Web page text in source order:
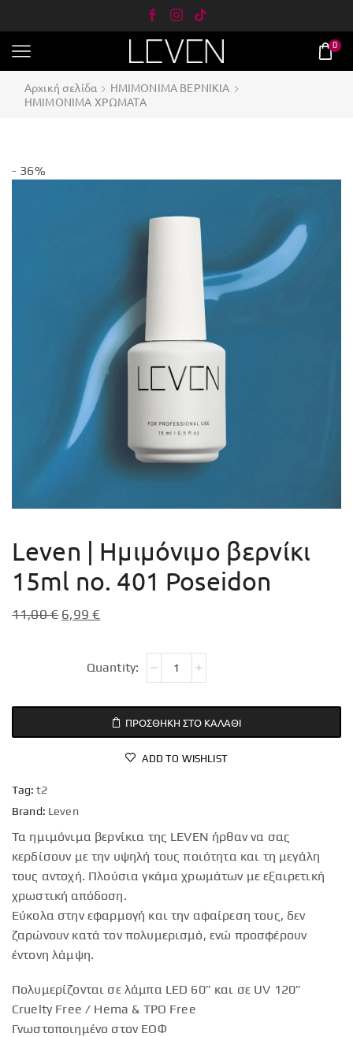
0
Αρχική σελίδα
ΗΜΙΜΟΝΙΜΑ ΒΕΡΝΙΚΙΑ
ΗΜΙΜΟΝΙΜΑ ΧΡΩΜΑΤΑ
- 36%
Leven | Ημιμόνιμο βερνίκι
15ml no. 401 Poseidon
11,00€ 6,99€
ΠΡΟΣΘΉΚΗ ΣΤΟ ΚΑΛΆΘΙ
ADD TO WISHLIST
Tag: t2
Brand: Leven
Τα ημιμόνιμα βερνίκια της LEVEN ήρθαν να σας
κερδίσουν με την υψηλή τους ποιότητα και τη μεγάλη
τους αντοχή. Πλούσια γκάμα χρωμάτων με εξαιρετική
χρωστική απόδοση.
Εύκολα στην εφαρμογή και την αφαίρεση τους, δεν
ζαρώνουν κατά τον πολυμερισμό, ενώ προσφέρουν
έντονη λάμψη.
Πολυμερίζονται σε λάμπα LED 60” και σε UV 120”
Cruelty Free / Hema & TPO Free
Γνωστοποιημένο στον ΕΟΦ